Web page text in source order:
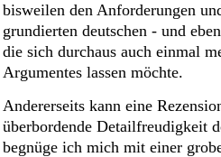
bisweilen den Anforderungen
grundierten deutschen - und
die sich durchaus auch einmal
Argumentes lassen möchte.
Andererseits kann eine
überbordende Detailfreudigkeit
begnüge ich mich mit einer